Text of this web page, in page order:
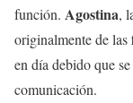
función. Agostina,
originalmente de las
en día debido que
comunicación.